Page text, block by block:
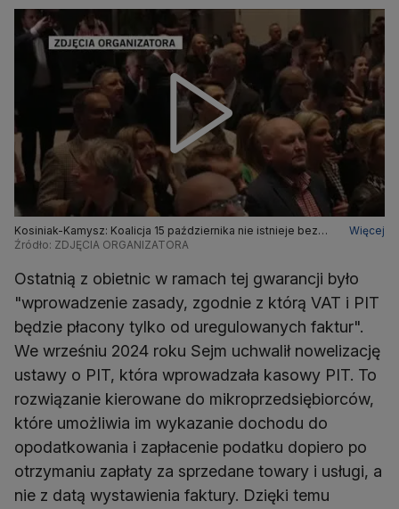
Kosiniak-Kamysz: Koalicja 15 października nie istnieje bez
Trzeciej Drogi ani na poziomie krajowym, ani na poziomie
Więcej
Źródło: ZDJĘCIA ORGANIZATORA
Ostatnią z obietnic w ramach tej gwarancji było
"wprowadzenie zasady, zgodnie z którą VAT i PIT
będzie płacony tylko od uregulowanych faktur".
We wrześniu 2024 roku Sejm uchwalił nowelizację
ustawy o PIT, która wprowadzała kasowy PIT. To
rozwiązanie kierowane do mikroprzedsiębiorców,
które umożliwia im wykazanie dochodu do
opodatkowania i zapłacenie podatku dopiero po
otrzymaniu zapłaty za sprzedane towary i usługi, a
nie z datą wystawienia faktury. Dzięki temu